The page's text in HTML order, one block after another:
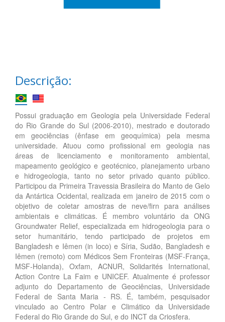
Descrição:
Possui graduação em Geologia pela Universidade Federal
do Rio Grande do Sul (2006-2010), mestrado e doutorado
em geociências (ênfase em geoquímica) pela mesma
universidade. Atuou como profissional em geologia nas
áreas de licenciamento e monitoramento ambiental,
mapeamento geológico e geotécnico, planejamento urbano
e hidrogeologia, tanto no setor privado quanto público.
Participou da Primeira Travessia Brasileira do Manto de Gelo
da Antártica Ocidental, realizada em janeiro de 2015 com o
objetivo de coletar amostras de neve/firn para análises
ambientais e climáticas. É membro voluntário da ONG
Groundwater Relief, especializada em hidrogeologia para o
setor humanitário, tendo participado de projetos em
Bangladesh e Iêmen (in loco) e Síria, Sudão, Bangladesh e
Iêmen (remoto) com Médicos Sem Fronteiras (MSF-França,
MSF-Holanda), Oxfam, ACNUR, Solidarités International,
Action Contre La Faim e UNICEF. Atualmente é professor
adjunto do Departamento de Geociências, Universidade
Federal de Santa Maria - RS. É, também, pesquisador
vinculado ao Centro Polar e Climático da Universidade
Federal do Rio Grande do Sul, e do INCT da Criosfera.